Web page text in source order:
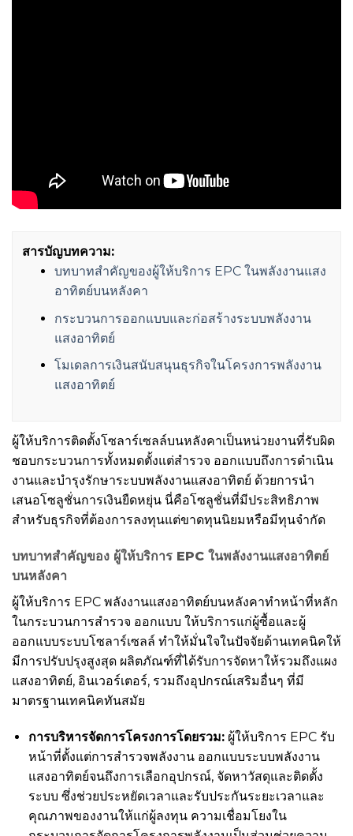
สารบัญบทความ:
บทบาทสำคัญของผู้ให้บริการ EPC ในพลังงานแสง
อาทิตย์บนหลังคา
กระบวนการออกแบบและก่อสร้างระบบพลังงาน
แสงอาทิตย์
โมเดลการเงินสนับสนุนธุรกิจในโครงการพลังงาน
แสงอาทิตย์
ผู้ให้บริการติดตั้งโซลาร์เซลล์บนหลังคาเป็นหน่วยงานที่รับผิด
ชอบกระบวนการทั้งหมดตั้งแต่สำรวจ ออกแบบถึงการดำเนิน
งานและบำรุงรักษาระบบพลังงานแสงอาทิตย์ ด้วยการนำ
เสนอโซลูชั่นการเงินยืดหยุ่น นี่คือโซลูชั่นที่มีประสิทธิภาพ
สำหรับธุรกิจที่ต้องการลงทุนแต่ขาดทุนนิยมหรือมีทุนจำกัด
บทบาทสำคัญของ ผู้ให้บริการ EPC ในพลังงานแสงอาทิตย์
บนหลังคา
ผู้ให้บริการ EPC พลังงานแสงอาทิตย์บนหลังคาทำหน้าที่หลัก
ในกระบวนการสำรวจ ออกแบบ ให้บริการแก่ผู้ซื้อและผู้
ออกแบบระบบโซลาร์เซลล์ ทำให้มั่นใจในปัจจัยด้านเทคนิคให้
มีการปรับปรุงสูงสุด ผลิตภัณฑ์ที่ได้รับการจัดหาให้รวมถึงแผง
แสงอาทิตย์, อินเวอร์เตอร์, รวมถึงอุปกรณ์เสริมอื่นๆ ที่มี
มาตรฐานเทคนิคทันสมัย
การบริหารจัดการโครงการโดยรวม:ผู้ให้บริการ EPC รับ
หน้าที่ตั้งแต่การสำรวจพลังงาน ออกแบบระบบพลังงาน
แสงอาทิตย์จนถึงการเลือกอุปกรณ์, จัดหาวัสดุและติดตั้ง
ระบบ ซึ่งช่วยประหยัดเวลาและรับประกันระยะเวลาและ
คุณภาพของงานให้แก่ผู้ลงทุน ความเชื่อมโยงใน